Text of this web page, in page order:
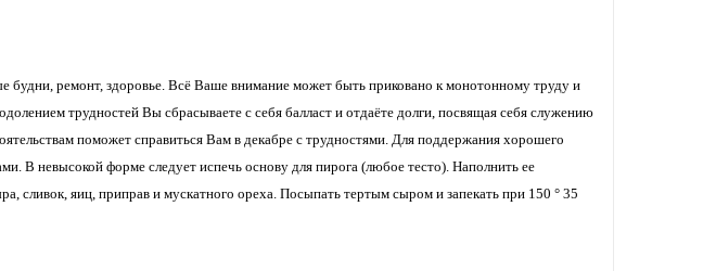
будни, ремонт, здоровье. Всё Ваше внимание может быть приковано к монотонному труду и
трудностей Вы сбрасываете с себя балласт и отдаёте долги, посвящая себя служению
поможет справиться Вам в декабре с трудностями. Для поддержания хорошего
В невысокой форме следует испечь основу для пирога (любое тесто). Наполнить ее
сливок, яиц, приправ и мускатного ореха. Посыпать тертым сыром и запекать при 150 ° 35